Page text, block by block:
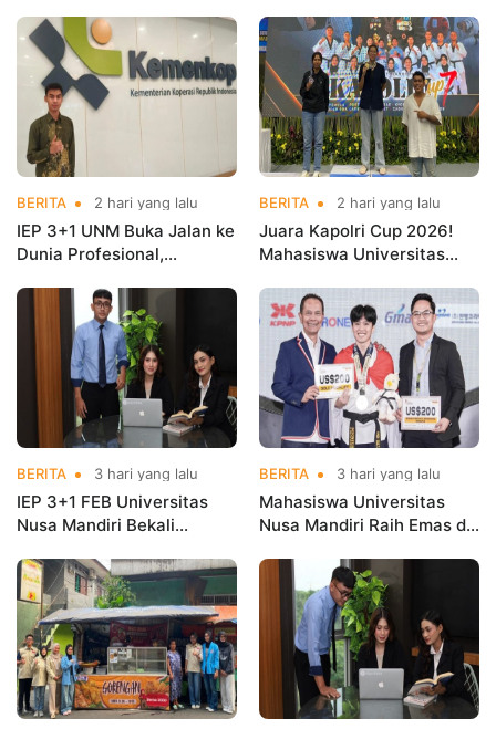
BERITA 2 hari yang lalu
IEP 3+1 UNM Buka Jalan ke
Dunia Profesional,
Kementerian Koperasi
BERITA 2 hari yang lalu
Juara Kapolri Cup 2026!
Mahasiswa Universitas
Nama Kampus di Kejurnas
Taekwondo
BERITA 3 hari yang lalu
IEP 3+1 FEB Universitas
Nusa Mandiri Bekali
Kerja Sebelum Lulus
BERITA 3 hari yang lalu
Mahasiswa Universitas
Nusa Mandiri Raih Emas di
Indonesia Open
Championships 2026